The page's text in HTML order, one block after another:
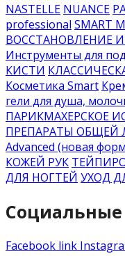
NASTELLE NUANCE
professional SMART
ВОССТАНОВЛЕНИЕ
Инструменты для
КИСТИ
Косметика Smart
гели для душа,
ПАРИКМАХЕРСКОЕ
ПРЕПАРАТЫ ОБЩЕЙ
Advanced (новая
КОЖЕЙ РУК
ДЛЯ НОГТЕЙ УХОД
Социальные
Facebook link